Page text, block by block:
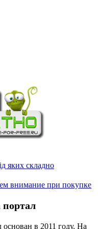
яких складно
внимание при покупке
в 2011 году. На